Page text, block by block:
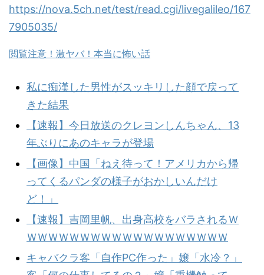
https://nova.5ch.net/test/read.cgi/livegalileo/167
7905035/
閲覧注意！激ヤバ！本当に怖い話
私に痴漢した男性がスッキリした顔で戻って
きた結果
【速報】今日放送のクレヨンしんちゃん、13
年ぶりにあのキャラが登場
【画像】中国「ねえ待って！アメリカから帰
ってくるパンダの様子がおかしいんだけ
ど！」
【速報】吉岡里帆、出身高校をバラされるＷ
ＷＷＷＷＷＷＷＷＷＷＷＷＷＷＷＷＷＷＷ
キャバクラ客「自作PC作った」嬢「水冷？」